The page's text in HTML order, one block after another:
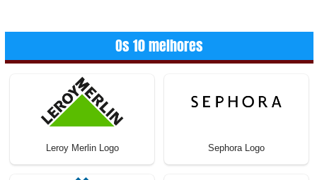
Os 10 melhores
Leroy Merlin Logo Sephora Logo